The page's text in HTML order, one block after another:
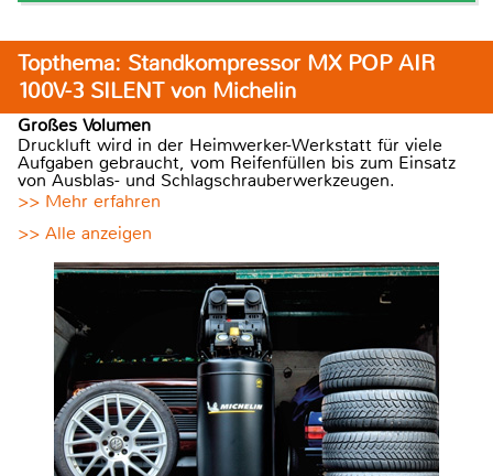
Topthema: Standkompressor MX POP AIR
100V-3 SILENT von Michelin
Großes Volumen
Druckluft wird in der Heimwerker-Werkstatt für viele
Aufgaben gebraucht, vom Reifenfüllen bis zum Einsatz
von Ausblas- und Schlagschrauberwerkzeugen.
>> Mehr erfahren
>> Alle anzeigen